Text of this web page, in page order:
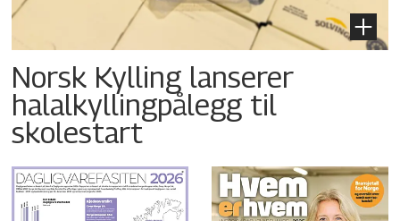
Norsk Kylling lanserer
halalkyllingpålegg til
skolestart